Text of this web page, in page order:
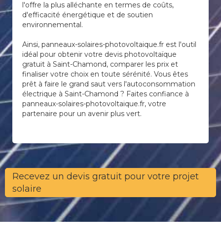
l'offre la plus alléchante en termes de coûts,
d'efficacité énergétique et de soutien
environnemental.
Ainsi, panneaux-solaires-photovoltaique.fr est l'outil
idéal pour obtenir votre devis photovoltaïque
gratuit à Saint-Chamond, comparer les prix et
finaliser votre choix en toute sérénité. Vous êtes
prêt à faire le grand saut vers l'autoconsommation
électrique à Saint-Chamond ? Faites confiance à
panneaux-solaires-photovoltaique.fr, votre
partenaire pour un avenir plus vert.
Recevez un devis gratuit pour votre projet
solaire